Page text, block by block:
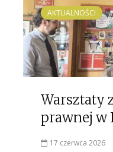
AKTUALNOŚCI
Warsztaty
prawnej w
17 czerwca 2026